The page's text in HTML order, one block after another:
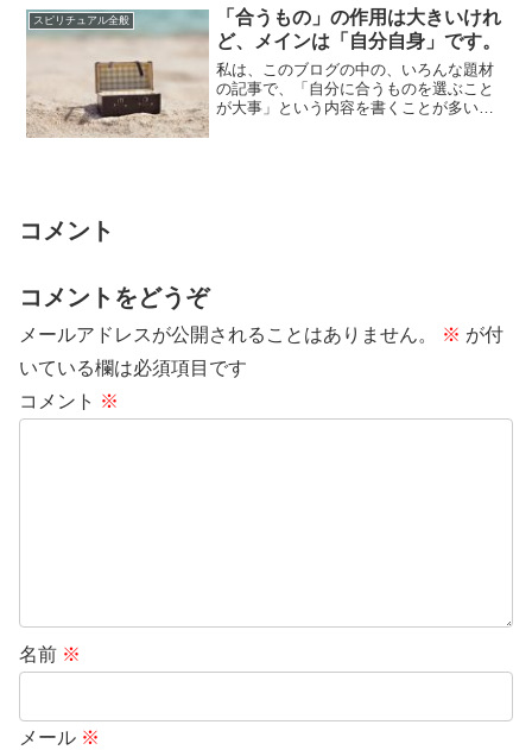
スピリチュアル全般
「合うもの」の作用は大きいけれ
ど、メインは「自分自身」です。
私は、このブログの中の、いろんな題材
の記事で、「自分に合うものを選ぶこと
が大事」という内容を書くことが多いで
コメント
コメントをどうぞ
メールアドレスが公開されることはありません。 ※ が付
いている欄は必須項目です
コメント ※
名前 ※
メール ※